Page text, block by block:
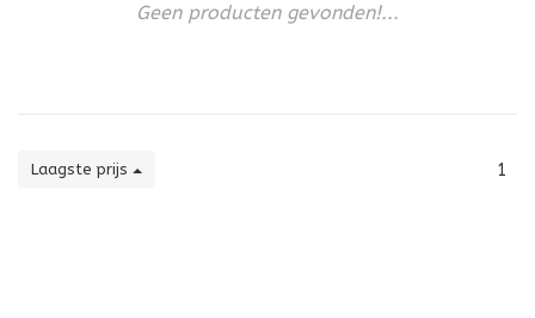
Geen producten gevonden!...
Laagste prijs 1